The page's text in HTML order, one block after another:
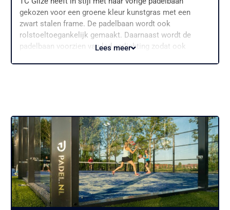
gekozen voor een groene kleur kunstgras met een
zwart stalen frame. De padelbaan wordt ook
rolstoeltoegankelijk gemaakt. Daarnaast wordt de
padelbaan voorzien van led verlichting zodat ook
100 baan is wederom bewezen dat padel een leuke en
snelst groeiende sport in Nederland is. Ben jij benieuwd
wat padel precies is? Kijk dan hier eens voor meer
informatie over het verslavende spelletje.
Wist je dat? De nieuwe baan op TC Gilze voldoet aan
alle voorwaarden van de Internationale Padel Federatie.
Voor meer informatie of om eens padel te spelen
verwijzen wij je graag naar www.tcgilze.nl of een van de
andere padellocaties binnen Nederland.
Lees meer